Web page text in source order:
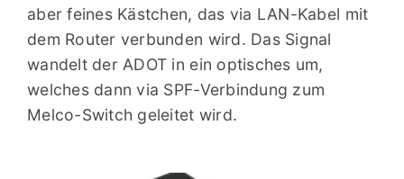
aber feines Kästchen, das via LAN-Kabel mit
dem Router verbunden wird. Das Signal
wandelt der ADOT in ein optisches um,
welches dann via SPF-Verbindung zum
Melco-Switch geleitet wird.